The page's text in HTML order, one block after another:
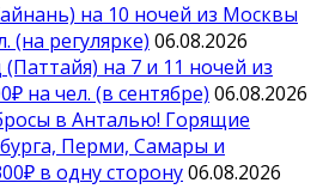
на 10 ночей из Москвы
(на регулярке) 06.08.2026
на 7 и 11 ночей из
на чел. (в сентябре) 06.08.2026
в Анталью! Горящие
Перми, Самары и
в одну сторону06.08.2026